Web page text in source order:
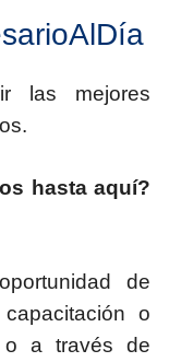
las mejores
hasta aquí?
de
o
o a través de